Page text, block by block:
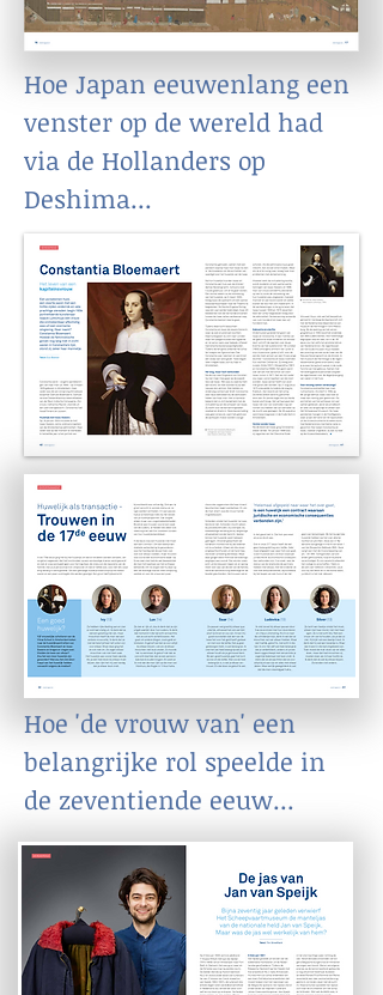
Hoe Japan eeuwenlang een
venster op de wereld had
via de Hollanders op
Deshima...
Hoe 'de vrouw van' een
belangrijke rol speelde in
de zeventiende eeuw...